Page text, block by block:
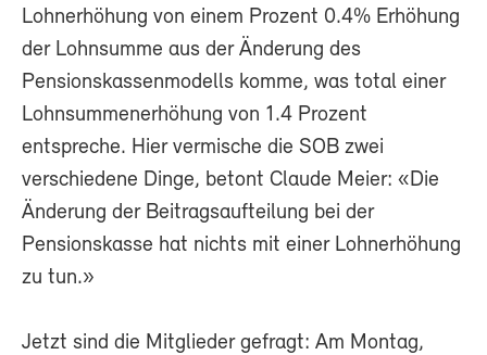
Lohnerhöhung von einem Prozent 0.4% Erhöhung
der Lohnsumme aus der Änderung des
Pensionskassenmodells komme, was total einer
Lohnsummenerhöhung von 1.4 Prozent
entspreche. Hier vermische die SOB zwei
verschiedene Dinge, betont Claude Meier: «Die
Änderung der Beitragsaufteilung bei der
Pensionskasse hat nichts mit einer Lohnerhöhung
zu tun.»
Jetzt sind die Mitglieder gefragt: Am Montag,